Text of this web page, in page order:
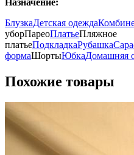
БлузкаДетская одежда
уборПареоПлатьеПляжное
платьеПодкладкаРубашка
формаШортыЮбкаДомашняя
Похожие товары